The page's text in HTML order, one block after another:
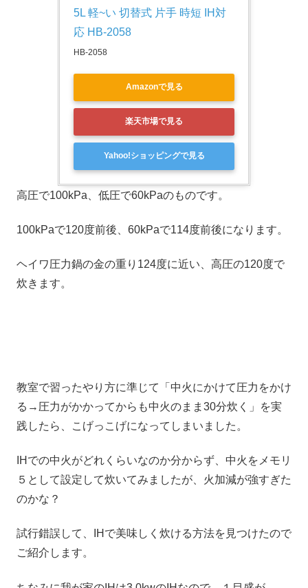
5L 軽~い 切替式 片手 時短 IH対
応 HB-2058
HB-2058
Amazonで見る
楽天市場で見る
Yahoo!ショッピングで見る
高圧で100kPa、低圧で60kPaのものです。
100kPaで120度前後、60kPaで114度前後になります。
ヘイワ圧力鍋の金の重り124度に近い、高圧の120度で
炊きます。
教室で習ったやり方に準じて「中火にかけて圧力をかけ
る→圧力がかかってからも中火のまま30分炊く」を実
践したら、こげっこげになってしまいました。
IHでの中火がどれくらいなのか分からず、中火をメモリ
５として設定して炊いてみましたが、火加減が強すぎた
のかな？
試行錯誤して、IHで美味しく炊ける方法を見つけたので
ご紹介します。